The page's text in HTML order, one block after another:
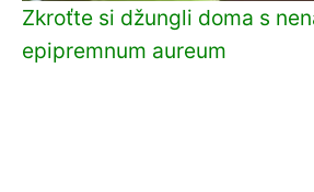
Zkroťte si džungli doma s
epipremnum aureum